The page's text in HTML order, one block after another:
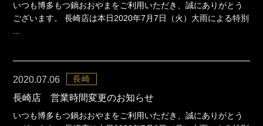
いつも博多もつ鍋おおやまをご利用いただき、誠にありがとう
ございます。 長崎店は本日2020年7月7日（火）大雨による特別
2020.07.06 長崎
長崎店 営業時間変更のお知らせ
いつも博多もつ鍋おおやまをご利用いただき、誠にありがとう